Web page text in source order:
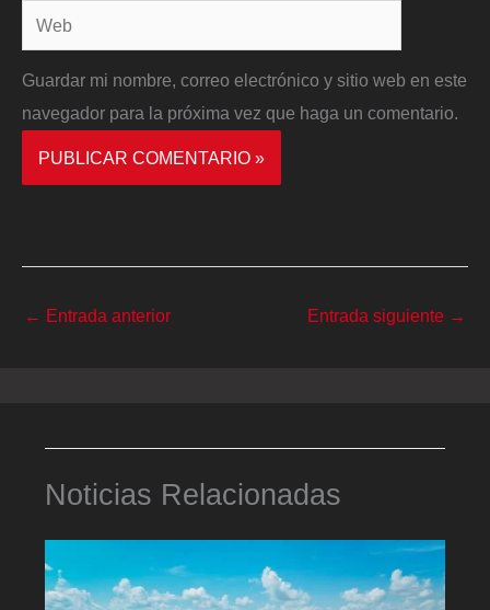
Web
Guardar mi nombre, correo electrónico y sitio web en este
navegador para la próxima vez que haga un comentario.
← Entrada anterior Entrada siguiente →
Noticias Relacionadas